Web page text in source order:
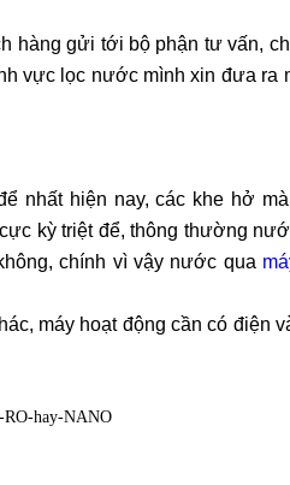
gửi tới bộ phận tư vấn,
vực lọc nước mình xin đưa ra
nhất hiện nay, các khe hở
kỳ triệt để, thông thường
chính vì vậy nước qua
máy hoạt động cần có điện